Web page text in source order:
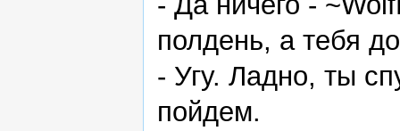
полдень, а тебя
- Угу. Ладно, ты
пойдем.